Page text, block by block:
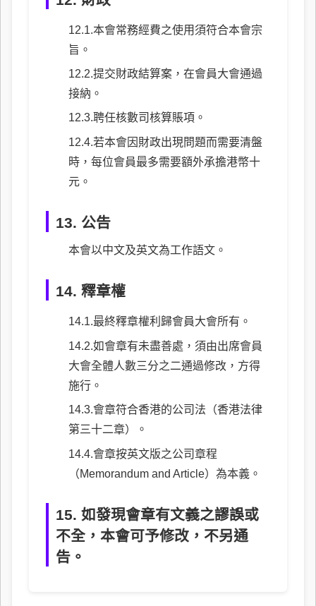
本會常務經費之使用須符合本會宗
旨。
提交財政結算案，在會員大會通過
接納。
聘任核數司核算賬項。
若本會因財政出現問題而需要清盤
時，每位會員最多需要額外承擔港幣十
元。
13. 公告
本會以中文及英文為工作語文。
14. 釋章權
最終釋章權利歸會員大會所有。
如會章有未盡善處，須由出席會員
大會全體人數三分之二通過修改，方得
施行。
會章符合香港的公司法（香港法律
第三十二章）。
會章按英文版之公司章程
（Memorandum and Article）為本義。
15. 如發現會章有文義之謬誤或
不全，本會可予修改，不另通
告。